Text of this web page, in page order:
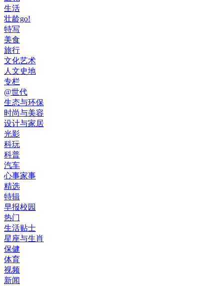
生活
壮龄go!
特写
美食
旅行
文化艺术
人文史地
专栏
@世代
生态与环保
时尚与美容
设计与家居
光影
科玩
科普
汽车
心事家事
精选
特辑
早报校园
热门
生活贴士
星座与生肖
保健
体育
视频
新闻